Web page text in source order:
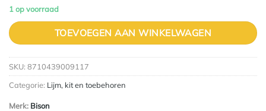
1 op voorraad
TOEVOEGEN AAN WINKELWAGEN
SKU: 8710439009117
Categorie: Lijm, kit en toebehoren
Merk: Bison